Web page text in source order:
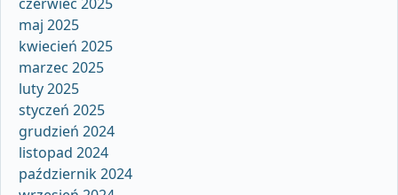
maj 2025
kwiecień 2025
marzec 2025
luty 2025
styczeń 2025
grudzień 2024
listopad 2024
październik 2024